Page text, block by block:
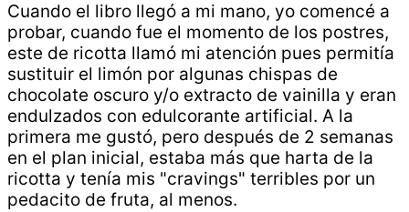
Cuando el libro llegó a mi mano, yo comencé a
probar, cuando fue el momento de los postres,
este de ricotta llamó mi atención pues permitía
sustituir el limón por algunas chispas de
chocolate oscuro y/o extracto de vainilla y eran
endulzados con edulcorante artificial. A la
primera me gustó, pero después de 2 semanas
en el plan inicial, estaba más que harta de la
ricotta y tenía mis "cravings" terribles por un
pedacito de fruta, al menos.